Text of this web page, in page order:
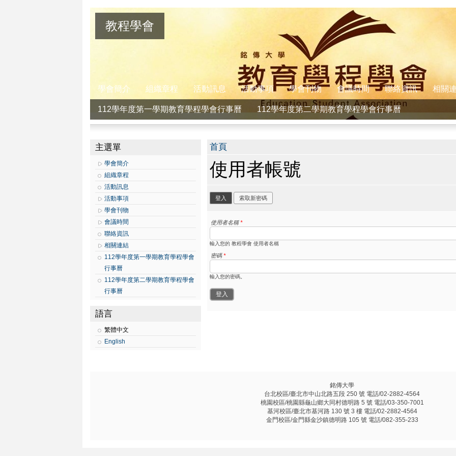
教程學會
學會簡介 組織章程 活動訊息 活動事項 學會刊物 會議時間 聯絡資訊 相關
112學年度第一學期教育學程學會行事曆 112學年度第二學期教育學程學會行事曆
主選單
學會簡介
組織章程
活動訊息
活動事項
學會刊物
會議時間
聯絡資訊
相關連結
112學年度第一學期教育學程學會
行事曆
112學年度第二學期教育學程學會
行事曆
語言
繁體中文
English
您在這裡
首頁
使用者帳號
主要索引標籤
登入 (作用中頁籤)
索取新密碼
使用者名稱*
輸入您的 教程學會 使用者名稱
密碼*
輸入您的密碼。
銘傳大學
台北校區/臺北市中山北路五段 250 號 電話/02-2882-4564
桃園校區/桃園縣龜山鄉大同村德明路 5 號 電話/03-350-7001
基河校區/臺北市基河路 130 號 3 樓 電話/02-2882-4564
金門校區/金門縣金沙鎮德明路 105 號 電話/082-355-233